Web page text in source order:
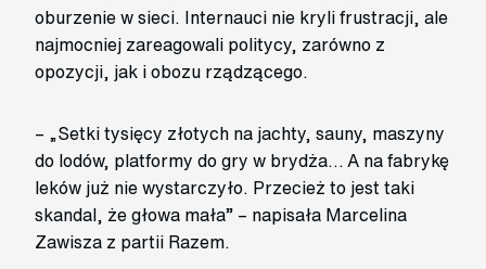
oburzenie w sieci. Internauci nie kryli frustracji, ale
najmocniej zareagowali politycy, zarówno z
opozycji, jak i obozu rządzącego.
– „Setki tysięcy złotych na jachty, sauny, maszyny
do lodów, platformy do gry w brydża… A na fabrykę
leków już nie wystarczyło. Przecież to jest taki
skandal, że głowa mała” – napisała Marcelina
Zawisza z partii Razem.